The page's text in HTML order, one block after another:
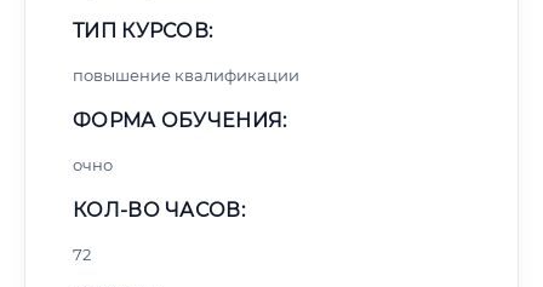
ТИП КУРСОВ:
повышение квалификации
ФОРМА ОБУЧЕНИЯ:
очно
КОЛ-ВО ЧАСОВ:
72